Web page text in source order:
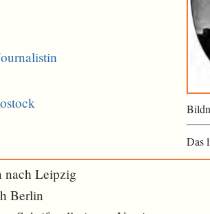
Das
nach Leipzig
Berlin